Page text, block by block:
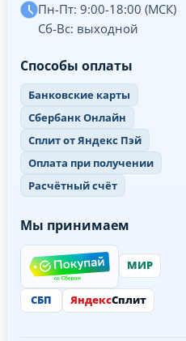
Пн-Пт: 9:00-18:00 (МСК)
Сб-Вс: выходной
Способы оплаты
Банковские карты
Сбербанк Онлайн
Сплит от Яндекс Пэй
Оплата при получении
Расчётный счёт
Мы принимаем
МИР
СБП ЯндексСплит